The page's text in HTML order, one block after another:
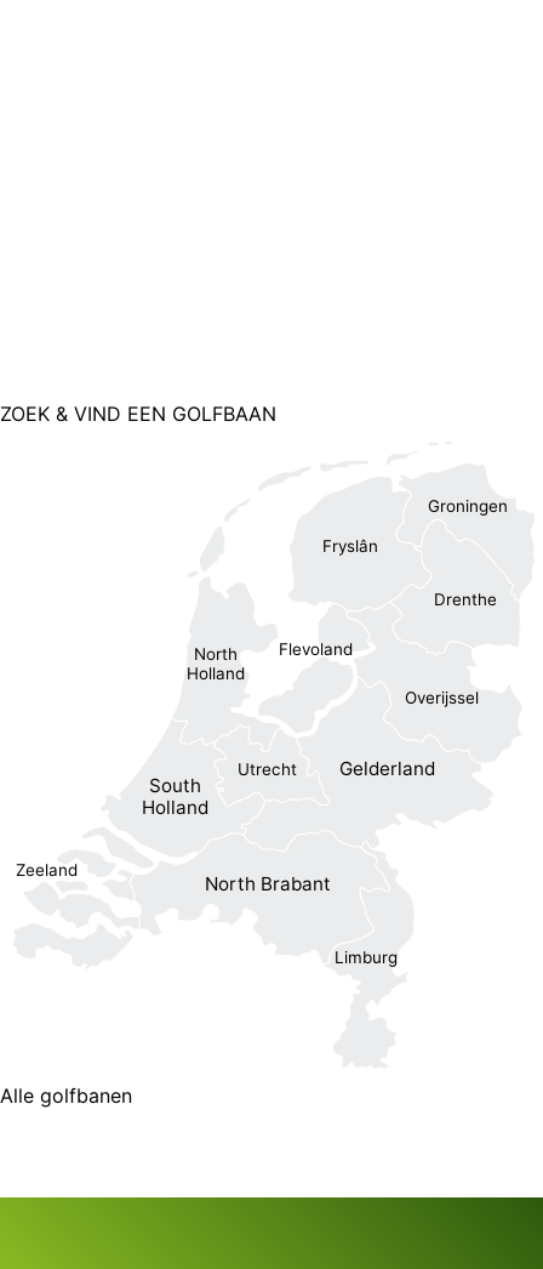
ZOEK & VIND EEN GOLFBAAN
Drenthe
Flevoland
Fryslân
Gelderland
Groningen
Limburg
North Brabant
North
Holland
Overijssel
South
Holland
Utrecht
Zeeland
Alle golfbanen